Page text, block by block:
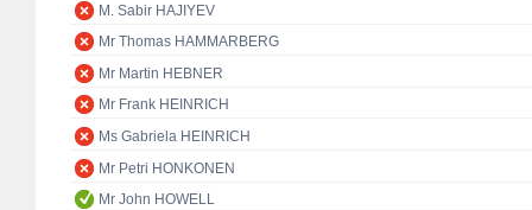
M. Sabir HAJIYEV
Mr Thomas HAMMARBERG
Mr Martin HEBNER
Mr Frank HEINRICH
Ms Gabriela HEINRICH
Mr Petri HONKONEN
Mr John HOWELL